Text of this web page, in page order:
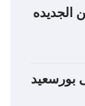
الجديده